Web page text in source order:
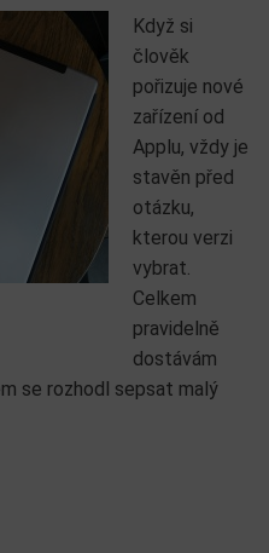
Když si
člověk
pořizuje nové
zařízení od
Applu, vždy je
stavěn před
otázku,
kterou verzi
vybrat.
Celkem
pravidelně
dostávám
se rozhodl sepsat malý